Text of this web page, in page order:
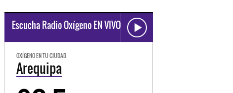
Escucha Radio Oxígeno EN VIVO
OXÍGENO EN TU CIUDAD
Arequipa